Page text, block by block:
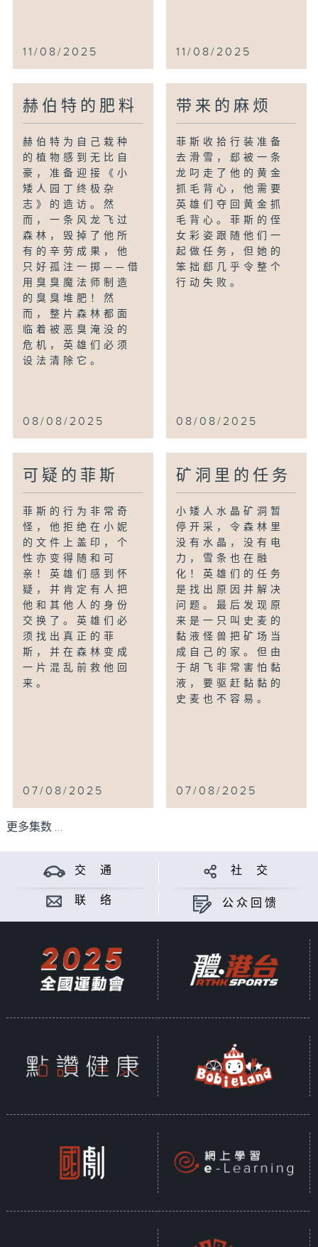
11/08/2025 11/08/2025
赫伯特的肥料
赫伯特为自己栽种
的植物感到无比自
豪，准备迎接《小
矮人园丁终极杂
志》的造访。然
而，一条风龙飞过
森林，毁掉了他所
有的辛劳成果，他
只好孤注一掷——借
用臭臭魔法师制造
的臭臭堆肥！然
而，整片森林都面
临着被恶臭淹没的
危机，英雄们必须
设法清除它。
08/08/2025
带来的麻烦
菲斯收拾行装准备
去滑雪，郄被一条
龙叼走了他的黄金
抓毛背心，他需要
英雄们夺回黄金抓
毛背心。菲斯的侄
女彩姿跟随他们一
起做任务，但她的
笨拙郄几乎令整个
行动失败。
08/08/2025
可疑的菲斯
菲斯的行为非常奇
怪，他拒绝在小妮
的文件上盖印，个
性亦变得随和可
亲！英雄们感到怀
疑，并肯定有人把
他和其他人的身份
交换了。英雄们必
须找出真正的菲
斯，并在森林变成
一片混乱前救他回
来。
07/08/2025
矿洞里的任务
小矮人水晶矿洞暂
停开采，令森林里
没有水晶，没有电
力，雪条也在融
化！英雄们的任务
是找出原因并解决
问题。最后发现原
来是一只叫史麦的
黏液怪兽把矿场当
成自己的家。但由
于胡飞非常害怕黏
液，要驱赶黏黏的
史麦也不容易。
07/08/2025
更多集数 ...
交 通 社 交
联 络 公众回馈